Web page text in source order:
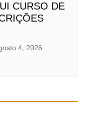
CURSO DE
4, 2026